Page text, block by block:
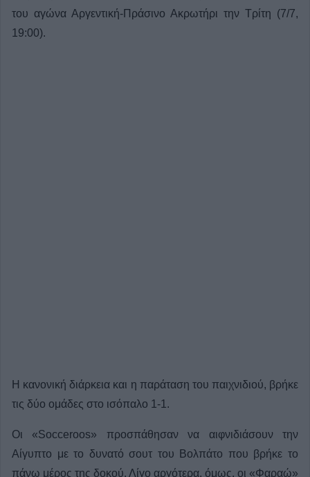
του αγώνα Αργεντική-Πράσινο Ακρωτήρι την Τρίτη (7/7,
19:00).
Η κανονική διάρκεια και η παράταση του παιχνιδιού, βρήκε
τις δύο ομάδες στο ισόπαλο 1-1.
Οι «Socceroos» προσπάθησαν να αιφνιδιάσουν την
Αίγυπτο με το δυνατό σουτ του Βολπάτο που βρήκε το
πάνω μέρος της δοκού. Λίγο αργότερα, όμως, οι «Φαραώ»